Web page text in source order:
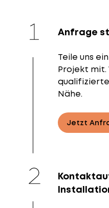
Anfrage
Teile uns
Projekt
Nähe.
Jetzt